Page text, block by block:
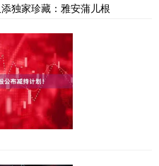
独家珍藏：雅安蒲儿根